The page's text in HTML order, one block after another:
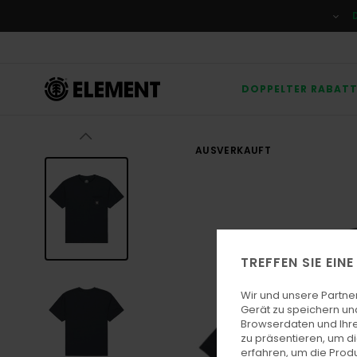
Produktinformation
DOPPELTER RABATT
AUSVERKAUFT
TREFFEN SIE
Wir und unsere
Gerät zu speichern
Browserdaten und
zu präsentieren, um
erfahren, um die